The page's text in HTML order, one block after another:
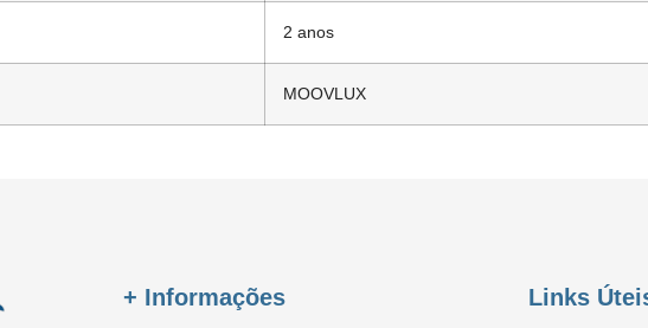
2 anos
MOOVLUX
+ Informações Links